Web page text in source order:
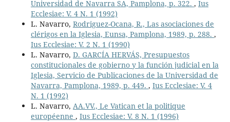
Universidad de Navarra SA, Pamplona, p. 322. , Ius
Ecclesiae: V. 4 N. 1 (1992)
L. Navarro, Rodriguez-Ocana, R., Las asociaciones de
clérigos en la Iglesia, Eunsa, Pamplona, 1989, p. 288. ,
Ius Ecclesiae: V. 2 N. 1 (1990)
L. Navarro, D. GARCÍA HERVÁS, Presupuestos
constitucionales de gobierno y la función judicial en la
Iglesia, Servicio de Publicaciones de la Universidad de
Navarra, Pamplona, 1989, p. 449. , Ius Ecclesiae: V. 4
N. 1 (1992)
L. Navarro, AA.VV., Le Vatican et la politique
européenne , Ius Ecclesiae: V. 8 N. 1 (1996)